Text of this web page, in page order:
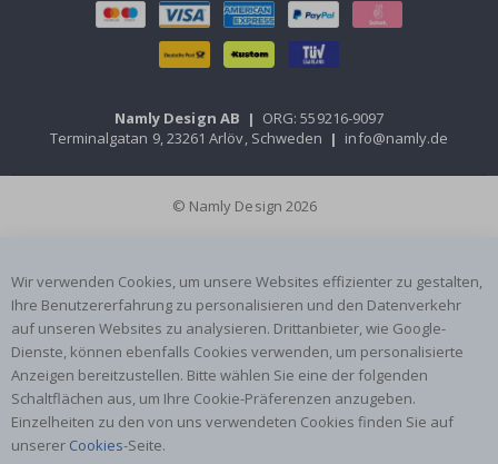
Namly Design AB | ORG: 559216-9097
Terminalgatan 9, 23261 Arlöv, Schweden | info@namly.de
© Namly Design 2026
Wir verwenden Cookies, um unsere Websites effizienter zu gestalten,
Ihre Benutzererfahrung zu personalisieren und den Datenverkehr
auf unseren Websites zu analysieren. Drittanbieter, wie Google-
Dienste, können ebenfalls Cookies verwenden, um personalisierte
Anzeigen bereitzustellen. Bitte wählen Sie eine der folgenden
Schaltflächen aus, um Ihre Cookie-Präferenzen anzugeben.
Einzelheiten zu den von uns verwendeten Cookies finden Sie auf
unserer Cookies-Seite.